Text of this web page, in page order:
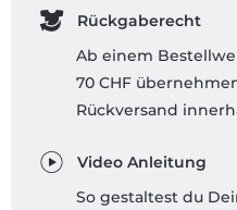
Rückgaberecht
Ab einem
70 CHF
Rückversand
Video Anleitung
So gestaltest du